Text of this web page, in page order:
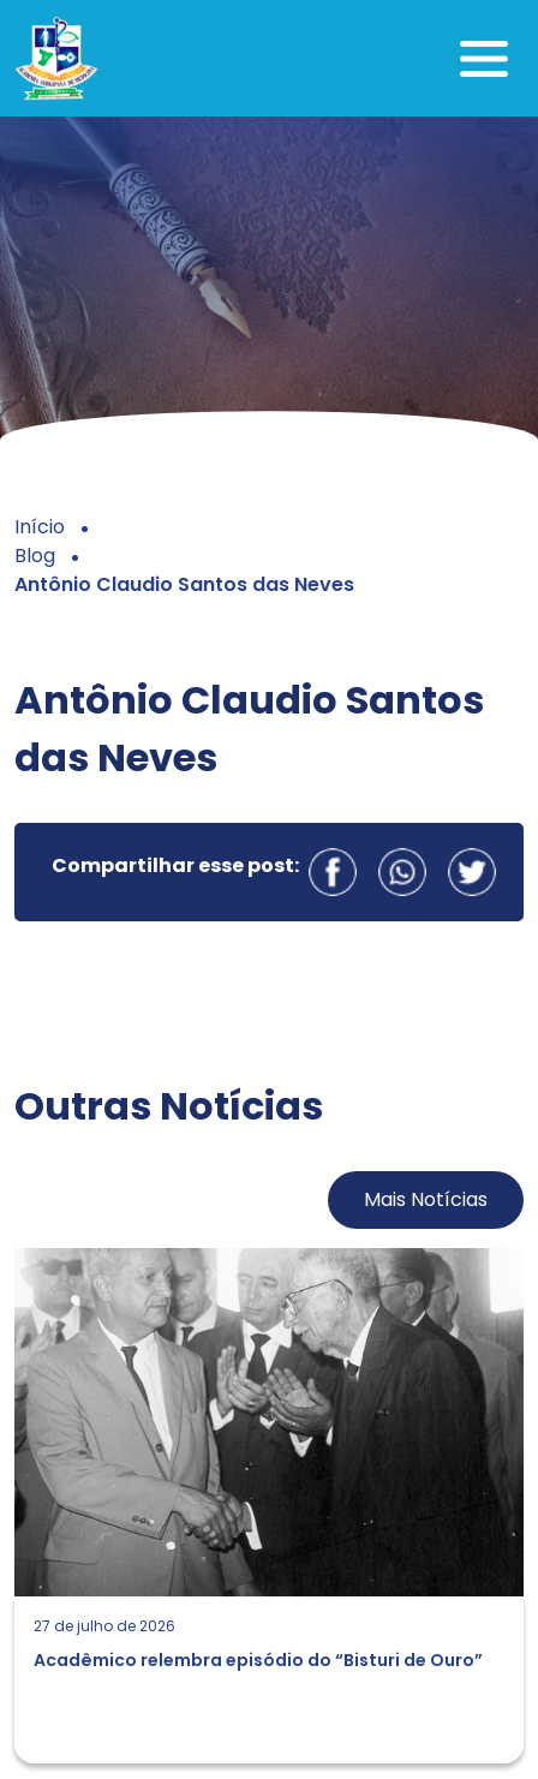
Início
Blog
Antônio Claudio Santos das Neves
Antônio Claudio Santos
das Neves
Compartilhar esse post:
Outras Notícias
Mais Notícias
27 de julho de 2026
Acadêmico relembra episódio do “Bisturi de Ouro”